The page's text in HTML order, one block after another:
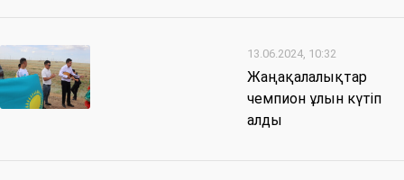
13.06.2024, 10:32
Жаңақалалықтар
чемпион ұлын күтіп
алды